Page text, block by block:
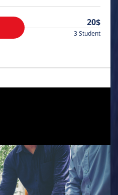
20$
3 Student